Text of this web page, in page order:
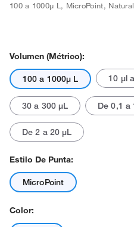
100 a 1000μ L , MicroPoint, Natural
Volumen (métrico):
100 a 1000μ L 10 μl
30 a 300 μL De 0,1 a
De 2 a 20 μL
Estilo De Punta:
MicroPoint
Color: